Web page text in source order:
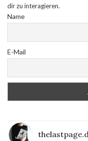
dir zu interagieren.
Name
E-Mail